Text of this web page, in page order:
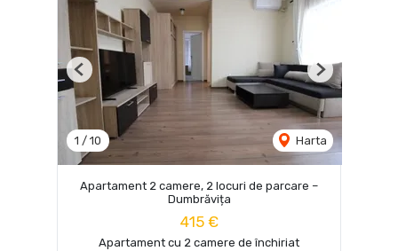
1 / 10 Harta
Previous Next
Apartament 2 camere, 2 locuri de parcare –
Dumbrăvița
415 €
Apartament cu 2 camere de închiriat